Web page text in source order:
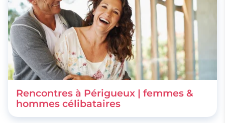
Rencontres à Périgueux | femmes &
hommes célibataires